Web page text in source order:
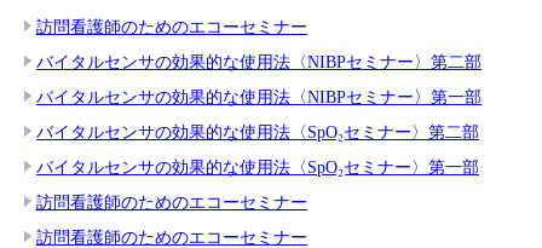
訪問看護師のためのエコーセミナー
バイタルセンサの効果的な使用法〈NIBPセミナー〉第二部
バイタルセンサの効果的な使用法〈NIBPセミナー〉第一部
バイタルセンサの効果的な使用法〈SpO₂セミナー〉第二部
バイタルセンサの効果的な使用法〈SpO₂セミナー〉第一部
訪問看護師のためのエコーセミナー
訪問看護師のためのエコーセミナー